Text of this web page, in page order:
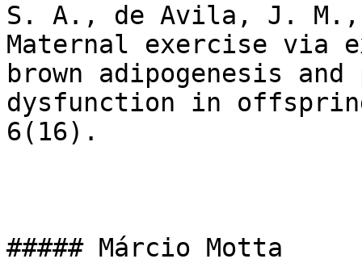
S. A., de Avila, J. M.,
Maternal exercise via
brown adipogenesis
dysfunction in
6(16).
##### Márcio Motta